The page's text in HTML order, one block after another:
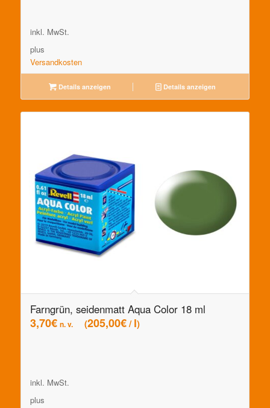
inkl. MwSt.
plus
Versandkosten
Details anzeigen Details anzeigen
Farngrün, seidenmatt Aqua Color 18 ml
3,70€ n. v. 205,00€/l
inkl. MwSt.
plus